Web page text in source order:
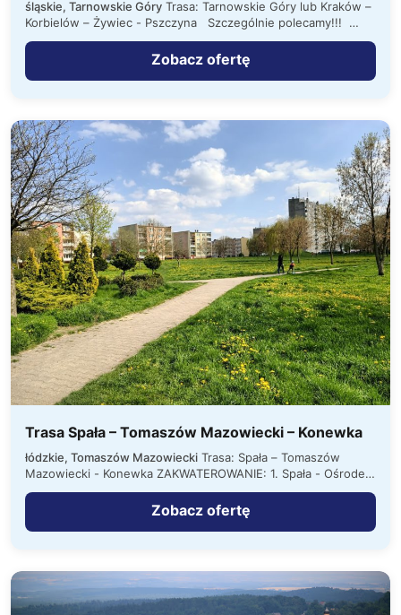
śląskie, Tarnowskie Góry
Korbielów – Żywiec - Pszczyna Szczególnie polecamy!!! …
Zobacz ofertę
Trasa Spała – Tomaszów Mazowiecki – Konewka
łódzkie, Tomaszów Mazowiecki
Mazowiecki - Konewka ZAKWATEROWANIE: 1. Spała - Ośrodek
Wypoczynkowy. Pokoje 2, 3,…
Zobacz ofertę